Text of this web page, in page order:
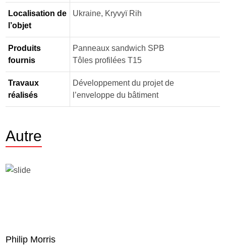
Localisation de
l’objet
Ukraine, Kryvyï Rih
Produits
fournis
Panneaux sandwich SPB
Tôles profilées Т15
Travaux
réalisés
Développement du projet de
l’enveloppe du bâtiment
Autre
Philip Morris